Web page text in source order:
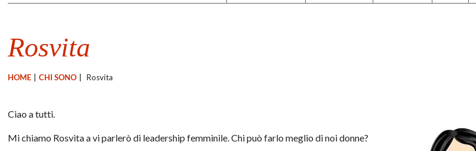
Rosvita
HOME CHI SONO Rosvita
Ciao a tutti.
Mi chiamo Rosvita a vi parlerò di leadership femminile. Chi può farlo meglio di noi donne?